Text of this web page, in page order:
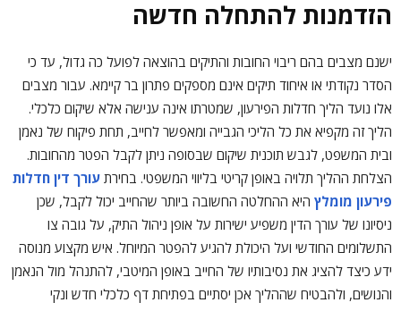
הזדמנות להתחלה חדשה
ישנם מצבים בהם ריבוי החובות והתיקים בהוצאה לפועל כה גדול, עד כי
הסדר נקודתי או איחוד תיקים אינם מספקים פתרון בר קיימא. עבור מצבים
אלו נועד הליך חדלות הפירעון, שמטרתו אינה ענישה אלא שיקום כלכלי.
הליך זה מקפיא את כל הליכי הגבייה ומאפשר לחייב, תחת פיקוח של נאמן
ובית המשפט, לגבש תוכנית שיקום שבסופה ניתן לקבל הפטר מהחובות.
הצלחת ההליך תלויה באופן קריטי בליווי המשפטי. בחירת עורך דין חדלות
פירעון מומלץ היא ההחלטה החשובה ביותר שהחייב יכול לקבל, שכן
ניסיונו של עורך הדין משפיע ישירות על אופן ניהול התיק, על גובה צו
התשלומים החודשי ועל היכולת להגיע להפטר המיוחל. איש מקצוע מנוסה
ידע כיצד להציג את נסיבותיו של החייב באופן המיטבי, להתנהל מול הנאמן
והנושים, ולהבטיח שההליך אכן יסתיים בפתיחת דף כלכלי חדש ונקי